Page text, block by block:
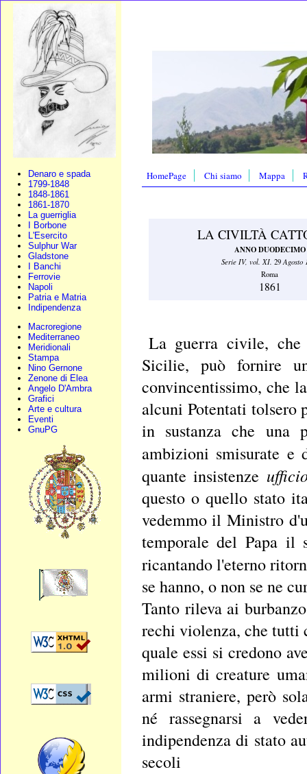
Denaro e spada
1799-1848
1848-1861
1861-1870
La guerriglia
I Borbone
L'Esercito
Sulphur War
Gladstone
I Banchi
Ferrovie
Napoli
Patria e Matria
Indipendenza
Macroregione
Mediterraneo
Meridionali
Stampa
Nino Gernone
Zenone di Elea
Angelo D'Ambra
Grafici
Arte e cultura
Eventi
GnuPG
HomePage Chi siamo Mappa
LA CIVILTÀ
ANNO DUODECIMO
Serie IV, vol. XI. 29Agosto
Roma
1861
La guerra civile, che
Sicilie, può fornire
convincentissimo, che
alcuni Potentati tolsero
in sustanza che una
ambizioni smisurate
quante insistenze
questo o quello stato
vedemmo il Ministro
temporale del Papa il
ricantando l'eterno
se hanno, o non se ne
Tanto rileva ai
rechi violenza, che tutti
quale essi si credono
milioni di creature
armi straniere, però
né rassegnarsi a
indipendenza di stato
secoli